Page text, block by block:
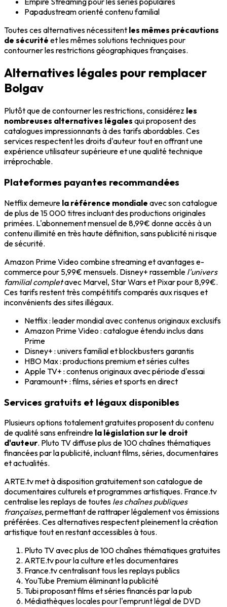
Papadustream orienté contenu familial
Toutes ces alternatives nécessitent les mêmes précautions
de sécurité et les mêmes solutions techniques pour
contourner les restrictions géographiques françaises.
Alternatives légales pour remplacer
Bolgav
Plutôt que de contourner les restrictions, considérez les
nombreuses alternatives légales qui proposent des
catalogues impressionnants à des tarifs abordables. Ces
services respectent les droits d'auteur tout en offrant une
expérience utilisateur supérieure et une qualité technique
irréprochable.
Plateformes payantes recommandées
Netflix demeure la référence mondiale avec son catalogue
de plus de 15 000 titres incluant des productions originales
primées. L'abonnement mensuel de 8,99€ donne accès à un
contenu illimité en très haute définition, sans publicité ni risque
de sécurité.
Amazon Prime Video combine streaming et avantages e-
commerce pour 5,99€ mensuels. Disney+ rassemble l'univers
familial completavec Marvel, Star Wars et Pixar pour 8,99€.
Ces tarifs restent très compétitifs comparés aux risques et
inconvénients des sites illégaux.
Netflix : leader mondial avec contenus originaux exclusifs
Amazon Prime Video : catalogue étendu inclus dans
Prime
Disney+ : univers familial et blockbusters garantis
HBO Max : productions premium et séries cultes
Apple TV+ : contenus originaux avec période d'essai
Paramount+ : films, séries et sports en direct
Services gratuits et légaux disponibles
Plusieurs options totalement gratuites proposent du contenu
de qualité sans enfreindre la législation sur le droit
d'auteur. Pluto TV diffuse plus de 100 chaînes thématiques
financées par la publicité, incluant films, séries, documentaires
et actualités.
ARTE.tv met à disposition gratuitement son catalogue de
documentaires culturels et programmes artistiques. France.tv
centralise les replays de toutes les chaînes publiques
françaises, permettant de rattraper légalement vos émissions
préférées. Ces alternatives respectent pleinement la création
artistique tout en restant accessibles à tous.
Pluto TV avec plus de 100 chaînes thématiques gratuites
ARTE.tv pour la culture et les documentaires
France.tv centralisant tous les replays publics
YouTube Premium éliminant la publicité
Tubi proposant films et séries financés par la pub
Médiathèques locales pour l'emprunt légal de DVD